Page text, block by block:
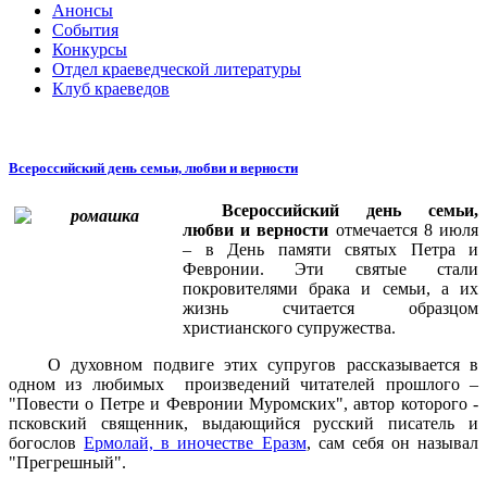
Анонсы
События
Конкурсы
Отдел краеведческой литературы
Клуб краеведов
Всероссийский день семьи, любви и верности
Всероссийский день семьи,
любви и верности отмечается 8 июля
– в День памяти святых Петра и
Февронии. Эти святые стали
покровителями брака и семьи, а их
жизнь считается образцом
христианского супружества.
О духовном подвиге этих супругов рассказывается в
одном из любимых произведений читателей прошлого –
"Повести о Петре и Февронии Муромских", автор которого -
псковский священник, выдающийся русский писатель и
богословЕрмолай, в иночестве Еразм, сам себя он называл
"Прегрешный".